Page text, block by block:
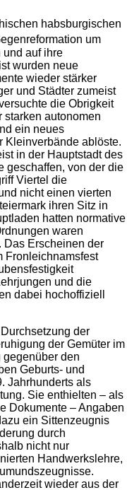
habsburgischen
um
und auf ihre
wurden neue
wieder stärker
und Städter zumeist
die Obrigkeit
starken autonomen
ein neues
Kleinverbände ablöste.
in der Hauptstadt des
geschaffen, von der die
Viertel die
nicht einen vierten
ihren Sitz in
hatten normative
waren
Das Erscheinen der
Fronleichnamsfest
und die
dabei hochoffiziell
der
der Gemüter im
gegenüber den
Geburts- und
Jahrhunderts als
Sie enthielten – als
Dokumente – Angaben
ein Sittenzeugnis
durch
nicht nur
Handwerkslehre,
wieder aus der